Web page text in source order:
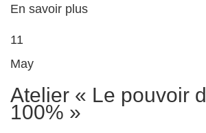
En savoir plus
11
May
Atelier « Le pouvoir
100% »